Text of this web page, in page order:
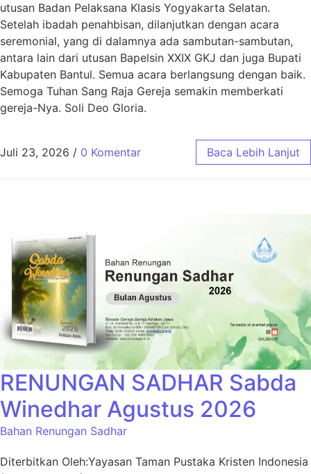
utusan Badan Pelaksana Klasis Yogyakarta Selatan.
Setelah ibadah penahbisan, dilanjutkan dengan acara
seremonial, yang di dalamnya ada sambutan-sambutan,
antara lain dari utusan Bapelsin XXIX GKJ dan juga Bupati
Kabupaten Bantul. Semua acara berlangsung dengan baik.
Semoga Tuhan Sang Raja Gereja semakin memberkati
gereja-Nya. Soli Deo Gloria.
Juli 23, 2026 / 0 Komentar Baca Lebih Lanjut
RENUNGAN SADHAR Sabda
Winedhar Agustus 2026
Bahan Renungan Sadhar
Diterbitkan Oleh:Yayasan Taman Pustaka Kristen Indonesia